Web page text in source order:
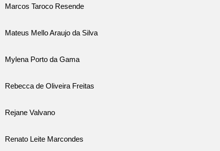
Marcos Taroco Resende
Mateus Mello Araujo da Silva
Mylena Porto da Gama
Rebecca de Oliveira Freitas
Rejane Valvano
Renato Leite Marcondes